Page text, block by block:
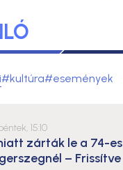
#kultúra#események
15:10
zárták le a 74-es
– Frissítve